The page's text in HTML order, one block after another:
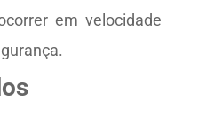
em velocidade